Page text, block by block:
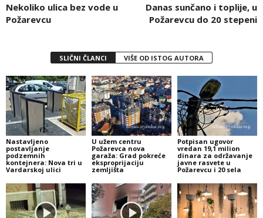
Nekoliko ulica bez vode u
Požarevcu
Danas sunčano i toplije, u
Požarevcu do 20 stepeni
SLIČNI ČLANCI VIŠE OD ISTOG AUTORA
Nastavljeno
postavljanje
podzemnih
kontejnera: Nova tri u
Vardarskoj ulici
U užem centru
Požarevca nova
garaža: Grad pokreće
eksproprijaciju
zemljišta
Potpisan ugovor
vredan 19,1 milion
dinara za održavanje
javne rasvete u
Požarevcu i 20 sela